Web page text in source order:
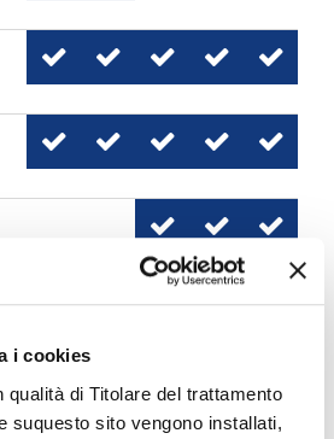
i cookies
qualità di Titolare del trattamento
suquesto sito vengono installati,